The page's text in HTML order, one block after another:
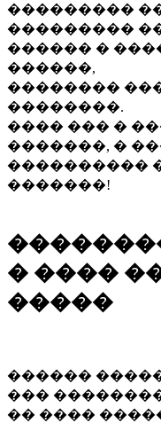
���������
���������
������ �
������,
��������
��������.
���� ��� �
�������, �
����������
�������!
� ����
�����
������
���
�� ����